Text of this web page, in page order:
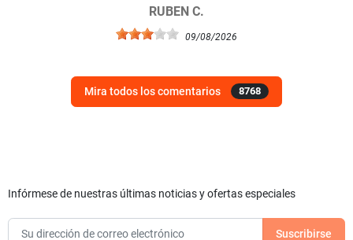
RUBEN C.
09/08/2026
Mira todos los comentarios 8768
Infórmese de nuestras últimas noticias y ofertas especiales